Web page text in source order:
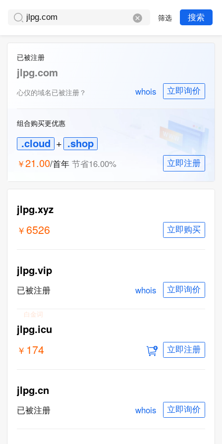
筛选 搜索
已被注册
jlpg.com
心仪的域名已被注册？ whois 立即询价
组合购买更优惠
.cloud + .shop
￥21.00/首年 节省16.00% 立即注册
jlpg.xyz
￥ 6526 立即购买
jlpg.vip
已被注册 whois 立即询价
白金词
jlpg.icu
￥ 174 立即注册
jlpg.cn
已被注册 whois 立即询价